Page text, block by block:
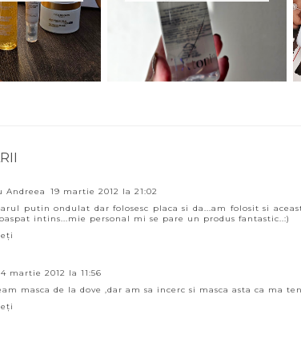
Andreea
19 martie 2012 la 21:02
putin ondulat dar folosesc placa si da...am folosit si
intins...mie personal mi se pare un produs fantastic..:)
martie 2012 la 11:56
masca de la dove ,dar am sa incerc si masca asta ca ma